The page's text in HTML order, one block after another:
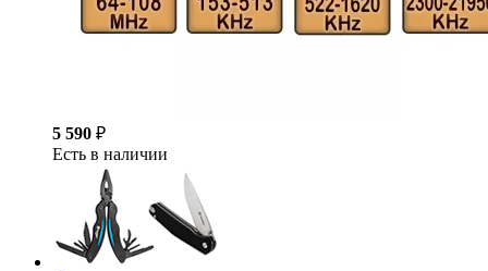
5 590 ₽
Есть в наличии